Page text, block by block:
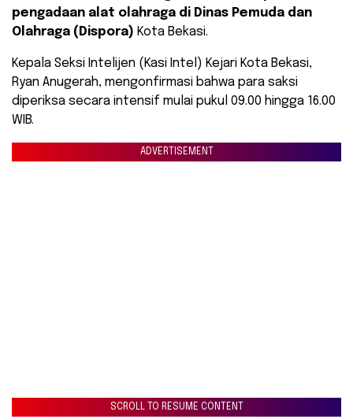
pengadaan alat olahraga di Dinas Pemuda dan
Olahraga (Dispora) Kota Bekasi.
Kepala Seksi Intelijen (Kasi Intel) Kejari Kota Bekasi,
Ryan Anugerah, mengonfirmasi bahwa para saksi
diperiksa secara intensif mulai pukul 09.00 hingga 16.00
WIB.
ADVERTISEMENT
SCROLL TO RESUME CONTENT